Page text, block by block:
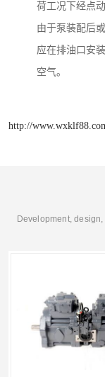
荷工况下经点
由于泵装配后
应在排油口安
空气。
http://
Development,